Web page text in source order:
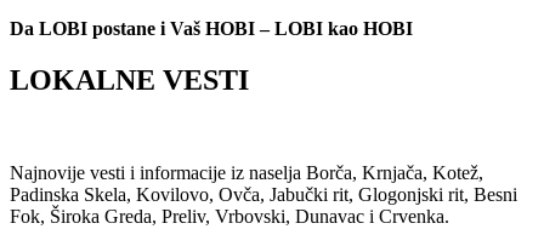
Da LOBI postane i Vaš HOBI – LOBI kao HOBI
LOKALNE VESTI
Najnovije vesti i informacije iz naselja Borča, Krnjača, Kotež,
Padinska Skela, Kovilovo, Ovča, Jabučki rit, Glogonjski rit, Besni
Fok, Široka Greda, Preliv, Vrbovski, Dunavac i Crvenka.